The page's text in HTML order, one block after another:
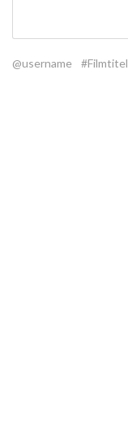
@username #Filmtitel